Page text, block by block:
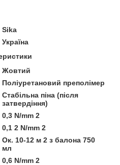
Sika
Україна
Жовтий
Поліуретановий преполімер
Стабільна піна (після
затвердіння)
0,3 N/mm 2
0,1 2 N/mm 2
Ок. 10-12 м 2 з балона 750
мл
0,6 N/mm 2